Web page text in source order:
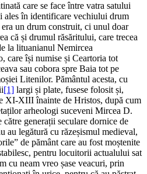
care se face între vatra satului
ales în identificare vechiului drum
un drum construit, ci unul doar
că și drumul răsăritului, care trecea
la lituanianul Nemircea
care își numise și Ceartoria tot
sau cobora spre Baia tot pe
Litenilor. Pământul acesta, cu
[1] largi și plate, fusese folosit și,
XI-XIII înainte de Hristos, după cum
arheologi suceveni Mircea D.
către generații seculare dornice de
au legătură cu răzeșismul medieval,
de pământ care au fost moștenite
pentru locuitorii actualului sat
cu neam vreo șase veacuri, prin